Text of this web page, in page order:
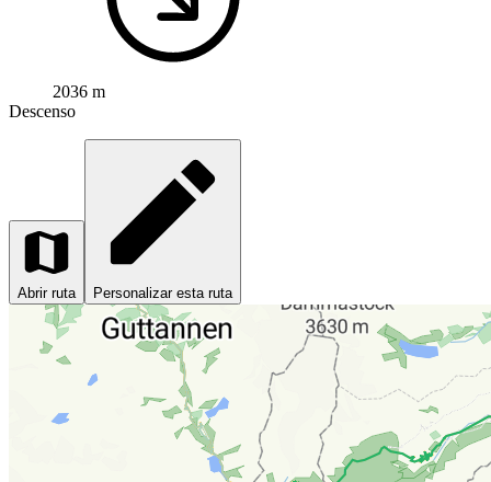
2036 m
Descenso
Abrir ruta Personalizar esta ruta